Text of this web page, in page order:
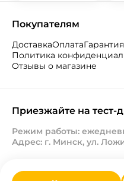
Покупателям
ДоставкаОплатаГарантия
Политика
Отзывы о магазине
Приезжайте на тест-
Режим работы:
Адрес: г. Минск, ул.